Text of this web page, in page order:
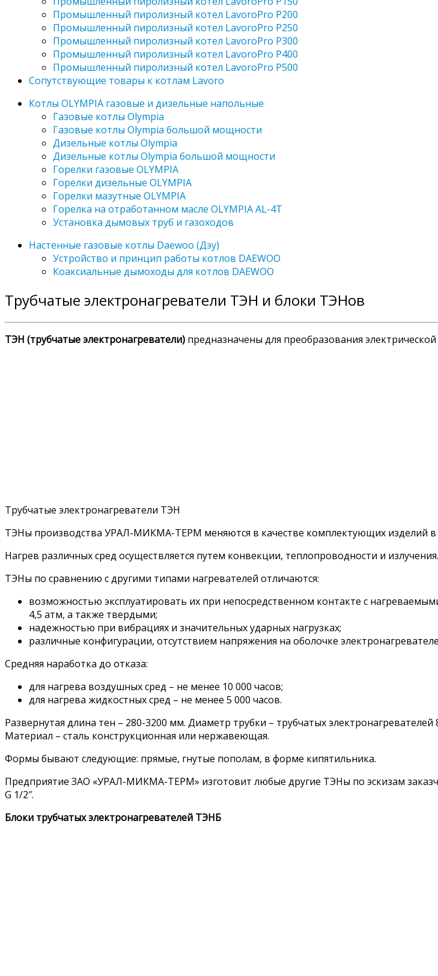
Промышленный пиролизный котел LavoroPro P200
Промышленный пиролизный котел LavoroPro P250
Промышленный пиролизный котел LavoroPro P300
Промышленный пиролизный котел LavoroPro P400
Промышленный пиролизный котел LavoroPro P500
Сопутствующие товары к котлам Lavoro
Котлы OLYMPIA газовые и дизельные напольные
Газовые котлы Olympia
Газовые котлы Olympia большой мощности
Дизельные котлы Olympia
Дизельные котлы Olympia большой мощности
Горелки газовые OLYMPIA
Горелки дизельные OLYMPIA
Горелки мазутные OLYMPIA
Горелка на отработанном масле OLYMPIA AL-4T
Установка дымовых труб и газоходов
Настенные газовые котлы Daewoo (Дэу)
Устройство и принцип работы котлов DAEWOO
Коаксиальные дымоходы для котлов DAEWOO
Трубчатые электронагреватели ТЭН и блоки ТЭНов
ТЭН (трубчатые электронагреватели) предназначены для преобразования
Трубчатые электронагреватели ТЭН
ТЭНы производства УРАЛ-МИКМА-ТЕРМ меняются в качестве комплектующих изделий
Нагрев различных сред осуществляется путем конвекции, теплопроводности и излучения.
ТЭНы по сравнению с другими типами нагревателей отличаются:
возможностью эксплуатировать их при непосредственном контакте с
4,5 атм, а также твердыми;
надежностью при вибрациях и значительных ударных нагрузках;
различные конфигурации, отсутствием напряжения на оболочке
Средняя наработка до отказа:
для нагрева воздушных сред – не менее 10 000 часов;
для нагрева жидкостных сред – не менее 5 000 часов.
Развернутая длина тен – 280-3200 мм. Диаметр трубки – трубчатых
Материал – сталь конструкционная или нержавеющая.
Формы бывают следующие: прямые, гнутые пополам, в форме кипятильника.
Предприятие ЗАО «УРАЛ-МИКМА-ТЕРМ» изготовит любые другие ТЭНы по эскизам
G 1/2″.
Блоки трубчатых электронагревателей ТЭНБ